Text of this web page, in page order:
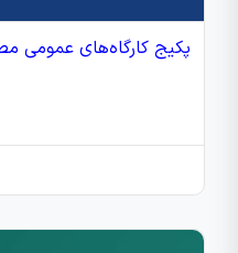
پکیج کارگاه‌های عمومی